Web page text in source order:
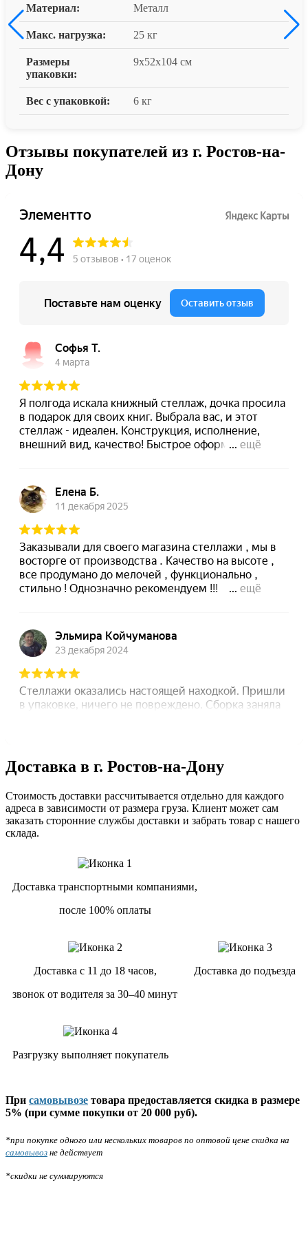
Материал: Металл
Макс. нагрузка: 25 кг
Размеры
упаковки:
9x52x104 см
Вес с упаковкой: 6 кг
Отзывы покупателей из г. Ростов-на-
Дону
Доставка в г. Ростов-на-Дону
Стоимость доставки рассчитывается отдельно для каждого
адреса в зависимости от размера груза. Клиент может сам
заказать сторонние службы доставки и забрать товар с нашего
склада.
Доставка транспортными компаниями,
после 100% оплаты
Доставка с 11 до 18 часов,
звонок от водителя за 30–40 минут
Доставка до подъезда
Разгрузку выполняет покупатель
При самовывозе товара предоставляется скидка в размере
5% (при сумме покупки от 20 000 руб).
*при покупке одного или нескольких товаров по оптовой цене скидка на
самовывоз не действует
*скидки не суммируются